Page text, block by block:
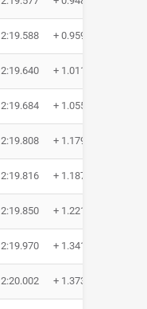
2:19.588 + 0.959
2:19.640 + 1.011
2:19.684 + 1.055
2:19.808 + 1.179
2:19.816 + 1.187
2:19.850 + 1.221
2:19.970 + 1.341
2:20.002 + 1.373